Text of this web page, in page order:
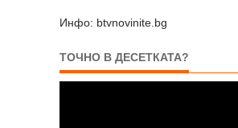
Инфо: btvnovinite.bg
ТОЧНО В ДЕСЕТКАТА?